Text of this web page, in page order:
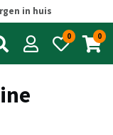
in huis
0 0